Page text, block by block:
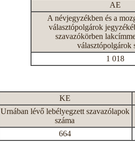
AE
A névjegyzékben és a
választópolgárok
szavazókörben
választópolgárok
1 018
KE
Urnában lévő lebélyegzett szavazólapok
száma
664